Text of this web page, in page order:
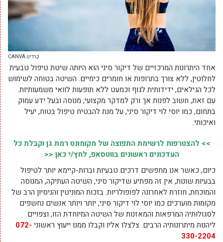
קרדיט CANVA
אחד היתרונות המרכזיים של דיקור סיני הוא היותה שיטת טיפול טבעית
לחלוטין, ללא צורך בתרופות או חומרים כימיים. השיטה בטוחה לשימוש
לכל הגילאים, ידידותית לגוף וכמעט ללא תופעות לוואי משמעותיות.
עם זאת, חשוב לפנות אך ורק למדקר מקצועי, מנוסה ובעל ידע עמוק
בתחום, כמו יוסי לוי דיקור סיני, על מנת להבטיח טיפול בטוח, יעיל
ואיכותי.
>> להצטרפות לרשימת התפוצה של מקומונט רמת גן וקבלת כל
העדכונים ראשונים בווטסאפ, לחץ/י כאן <<
כיום, כאשר אנו מחפשים דרכים טבעיות וברות-קיימא יותר לטיפול
בבעיות שונות, אין זה מפתיע שדיקור סיני, השיטה העתיקה, המנוסה
והמוכחת, חוזרת לאחרונה לפופולריות. בזכות המוניטין והניסיון הרב של
מקומות מוערכים כמו יוסי לוי דיקור סיני, יותר ויותר אנשים נחשפים
לסגולותיה המרפאות והמאזנות של השיטה המיוחדת הזו, וצפויים
ליהנות מיתרונותיה הרבים. צלצלו אליו וקבלו ממנו ייעוץ ראשוני 072-
330-2204